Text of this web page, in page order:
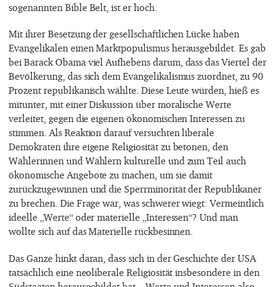
sogenannten Bible Belt, ist er hoch.
Mit ihrer Besetzung der gesellschaftlichen Lücke haben
Evangelikalen einen Marktpopulismus herausgebildet. Es gab
bei Barack Obama viel Aufhebens darum, dass das Viertel der
Bevölkerung, das sich dem Evangelikalismus zuordnet, zu 90
Prozent republikanisch wählte. Diese Leute würden, hieß es
mitunter, mit einer Diskussion über moralische Werte
verleitet, gegen die eigenen ökonomischen Interessen zu
stimmen. Als Reaktion darauf versuchten liberale
Demokraten ihre eigene Religiosität zu betonen, den
Wählerinnen und Wählern kulturelle und zum Teil auch
ökonomische Angebote zu machen, um sie damit
zurückzugewinnen und die Sperrminorität der Republikaner
zu brechen. Die Frage war, was schwerer wiegt: Vermeintlich
ideelle „Werte“ oder materielle „Interessen“? Und man
wollte sich auf das Materielle rückbesinnen.
Das Ganze hinkt daran, dass sich in der Geschichte der USA
tatsächlich eine neoliberale Religiosität insbesondere in den